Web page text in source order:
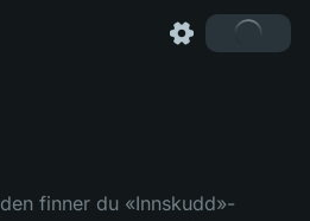
finner du «Innskudd»-